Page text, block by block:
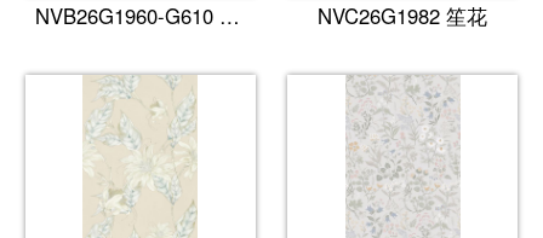
NVB26G1960-G610 古堡·晨灰 NVC26G1982 笙花